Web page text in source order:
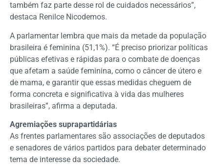
também faz parte desse rol de cuidados necessários”,
destaca Renilce Nicodemos.
A parlamentar lembra que mais da metade da população
brasileira é feminina (51,1%). “É preciso priorizar políticas
públicas efetivas e rápidas para o combate de doenças
que afetam a saúde feminina, como o câncer de útero e
de mama, e garantir que essas medidas cheguem de
forma concreta e significativa à vida das mulheres
brasileiras”, afirma a deputada.
Agremiações suprapartidárias
As frentes parlamentares são associações de deputados
e senadores de vários partidos para debater determinado
tema de interesse da sociedade.